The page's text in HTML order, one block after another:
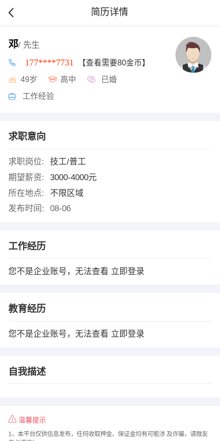
简历详情
邓/ 先生
177****7731 【查看需要80金币】
49岁 高中 已婚
工作经验
求职意向
求职岗位:
技工/普工
期望薪资:
3000-4000元
所在地点:
不限区域
发布时间:
08-06
工作经历
您不是企业账号，无法查看 立即登录
教育经历
您不是企业账号，无法查看 立即登录
自我描述
温馨提示
1、本平台仅供信息发布，任何收取押金、保证金均有可能涉 及诈骗，请微友